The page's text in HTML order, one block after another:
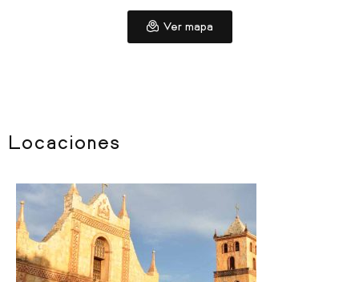
Ver mapa
Locaciones